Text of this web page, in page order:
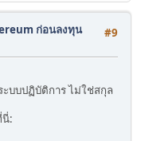
#9
ก่อนลงทุน
ะบบปฏิบัติการ ไม่ใช่สกุล
นี่: